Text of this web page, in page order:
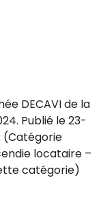
DECAVI de la
Publié le 23-
(Catégorie
locataire –
catégorie)